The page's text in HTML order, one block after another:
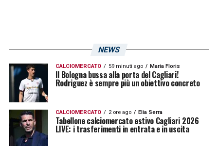
NEWS
CALCIOMERCATO 59 minuti ago Maria Floris
Il Bologna bussa alla porta del Cagliari!
Rodriguez è sempre più un obiettivo concreto
CALCIOMERCATO 2 ore ago Elia Serra
Tabellone calciomercato estivo Cagliari 2026
LIVE: i trasferimenti in entrata e in uscita